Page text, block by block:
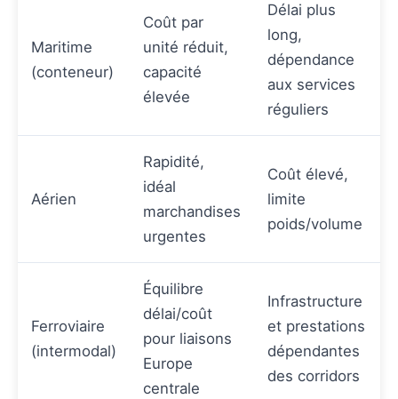
Maritime
(conteneur)
Coût par
unité réduit,
capacité
élevée
Délai plus
long,
dépendance
aux services
réguliers
Aérien
Rapidité,
idéal
marchandises
urgentes
Coût élevé,
limite
poids/volume
Ferroviaire
(intermodal)
Équilibre
délai/coût
pour liaisons
Europe
centrale
Infrastructure
et prestations
dépendantes
des corridors